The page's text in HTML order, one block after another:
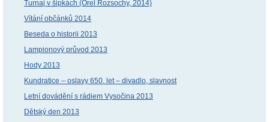
Turnaj v šipkách (Orel Rozsochy, 2014)
Vítání občánků 2014
Beseda o historii 2013
Lampionový průvod 2013
Hody 2013
Kundratice – oslavy 650. let – divadlo, slavnost
Letní dovádění s rádiem Vysočina 2013
Dětský den 2013